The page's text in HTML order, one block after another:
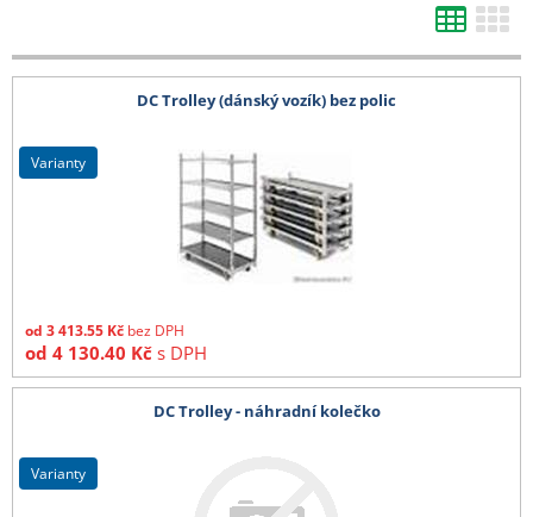
- tkaniny 525 cm, bublinkové fólie od 1,50 m, bambusy nad 210 cm, DC vozíky
a ostatní zboží, které nelze zabalit do kartonu - cena dopravy na dotaz
Všechny ceny zde uvedené jsou bez DPH.
DC Trolley (dánský vozík) bez polic
od 3 413.55 Kč bez DPH
od 4 130.40 Kč s DPH
varianty
DC Trolley - náhradní kolečko
varianty